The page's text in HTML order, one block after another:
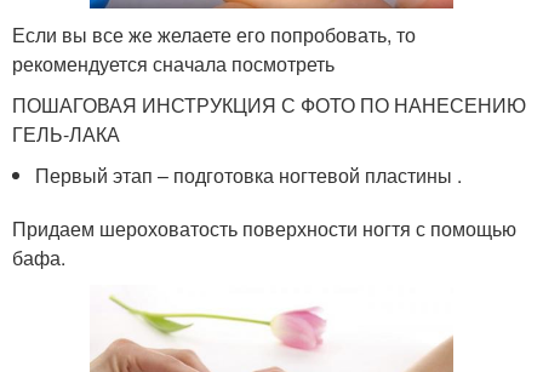
Если вы все же желаете его попробовать, то
рекомендуется сначала посмотреть
ПОШАГОВАЯ ИНСТРУКЦИЯ С ФОТО ПО НАНЕСЕНИЮ
ГЕЛЬ-ЛАКА
Первый этап – подготовка ногтевой пластины .
Придаем шероховатость поверхности ногтя с помощью
бафа.